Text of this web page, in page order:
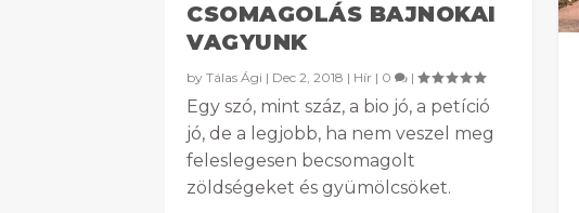
CSOMAGOLÁS BAJNOKAI
VAGYUNK
by Tálas Ági | Dec 2, 2018 | Hír | 0 |
Egy szó, mint száz, a bio jó, a petíció
jó, de a legjobb, ha nem veszel meg
feleslegesen becsomagolt
zöldségeket és gyümölcsöket.